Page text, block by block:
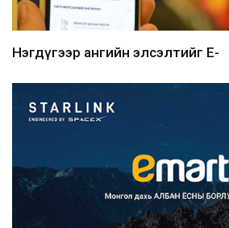
Нэгдүгээр ангийн элсэлтийг E-
Францад иргэд рүү зөвшөөрөлгүй
сурталчилгааны дууд...